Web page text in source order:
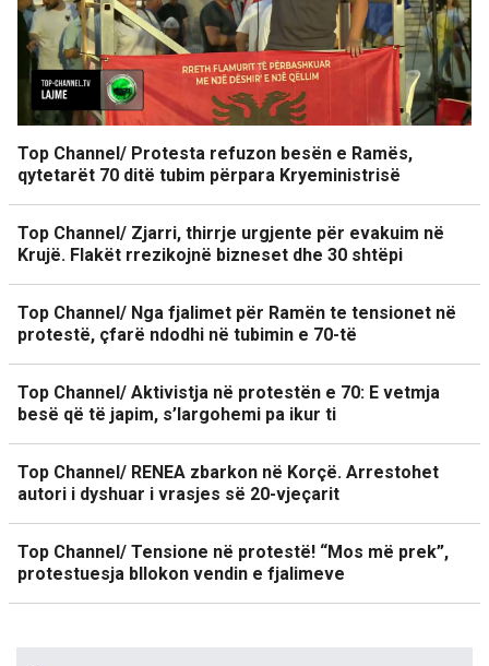
Top Channel/ Protesta refuzon besën e Ramës,
qytetarët 70 ditë tubim përpara Kryeministrisë
Top Channel/ Zjarri, thirrje urgjente për evakuim në
Krujë. Flakët rrezikojnë bizneset dhe 30 shtëpi
Top Channel/ Nga fjalimet për Ramën te tensionet në
protestë, çfarë ndodhi në tubimin e 70-të
Top Channel/ Aktivistja në protestën e 70: E vetmja
besë që të japim, s’largohemi pa ikur ti
Top Channel/ RENEA zbarkon në Korçë. Arrestohet
autori i dyshuar i vrasjes së 20-vjeçarit
Top Channel/ Tensione në protestë! “Mos më prek”,
protestuesja bllokon vendin e fjalimeve